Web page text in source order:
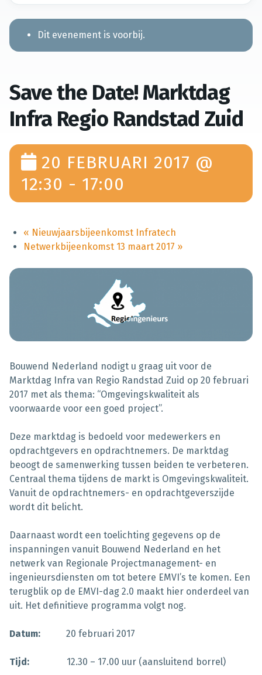
Dit evenement is voorbij.
Save the Date! Marktdag
Infra Regio Randstad Zuid
20 FEBRUARI 2017 @
12:30 - 17:00
« Nieuwjaarsbijeenkomst Infratech
Netwerkbijeenkomst 13 maart 2017 »
Bouwend Nederland nodigt u graag uit voor de
Marktdag Infra van Regio Randstad Zuid op 20 februari
2017 met als thema: “Omgevingskwaliteit als
voorwaarde voor een goed project”.
Deze marktdag is bedoeld voor medewerkers en
opdrachtgevers en opdrachtnemers. De marktdag
beoogt de samenwerking tussen beiden te verbeteren.
Centraal thema tijdens de markt is Omgevingskwaliteit.
Vanuit de opdrachtnemers- en opdrachtgeverszijde
wordt dit belicht.
Daarnaast wordt een toelichting gegevens op de
inspanningen vanuit Bouwend Nederland en het
netwerk van Regionale Projectmanagement- en
ingenieursdiensten om tot betere EMVI’s te komen. Een
terugblik op de EMVI-dag 2.0 maakt hier onderdeel van
uit. Het definitieve programma volgt nog.
Datum: 20 februari 2017
Tijd: 12.30 – 17.00 uur (aansluitend borrel)